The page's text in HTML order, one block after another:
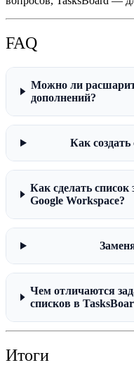
FAQ
Можно ли
дополнений?
Как создать
Как сделать
Google Workspace?
Чем отличаются
списков в
Итоги